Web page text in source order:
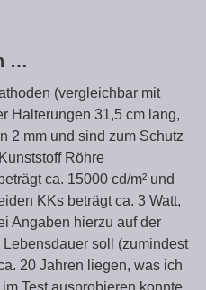
…
(vergleichbar mit
Halterungen 31,5 cm lang,
2 mm und sind zum Schutz
Röhre
ca. 15000 cd/m² und
KKs beträgt ca. 3 Watt,
Angaben hierzu auf der
soll (zumindest
20 Jahren liegen, was ich